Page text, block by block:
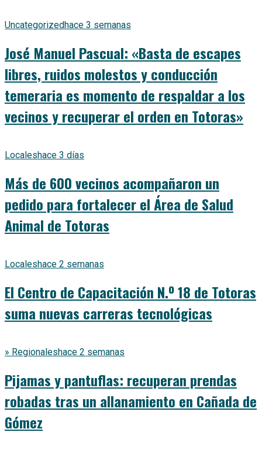
Uncategorized hace 3 semanas
José Manuel Pascual: «Basta de escapes
libres, ruidos molestos y conducción
temeraria es momento de respaldar a los
vecinos y recuperar el orden en Totoras»
Localeshace 3 días
Más de 600 vecinos acompañaron un
pedido para fortalecer el Área de Salud
Animal de Totoras
Localeshace 2 semanas
El Centro de Capacitación N.º 18 de Totoras
suma nuevas carreras tecnológicas
» Regionaleshace 2 semanas
Pijamas y pantuflas: recuperan prendas
robadas tras un allanamiento en Cañada de
Gómez